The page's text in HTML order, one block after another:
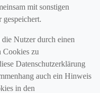
mit sonstigen
gespeichert.
Nutzer durch einen
Cookies zu
Datenschutzerklärung
auch ein Hinweis
in den